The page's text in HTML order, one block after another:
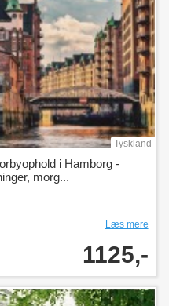
Tyskland
i Hamborg -
morg...
Læs mere
1125,-